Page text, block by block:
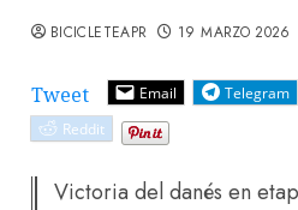
Tweet Email Telegram
Reddit
BICICLETEAPR 19 MARZO 2026
Victoria del danés en